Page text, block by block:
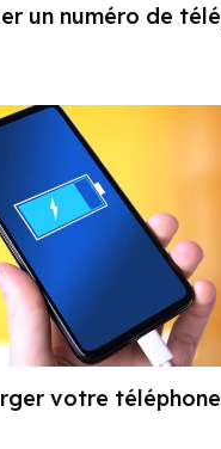
un numéro de
votre